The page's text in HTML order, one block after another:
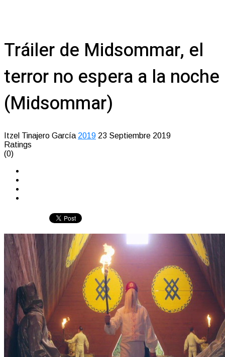
Tráiler de Midsommar, el
terror no espera a la noche
(Midsommar)
Itzel Tinajero García 2019 23 Septiembre 2019
Ratings
(0)